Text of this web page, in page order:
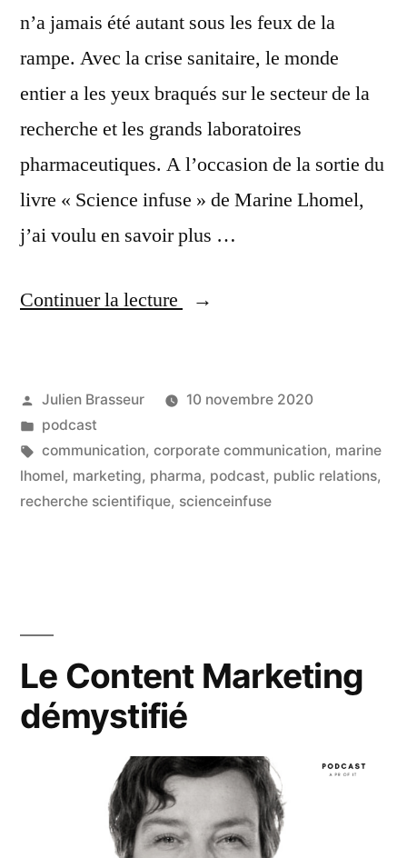
n’a jamais été autant sous les feux de la
rampe. Avec la crise sanitaire, le monde
entier a les yeux braqués sur le secteur de la
recherche et les grands laboratoires
pharmaceutiques. A l’occasion de la sortie du
livre « Science infuse » de Marine Lhomel,
j’ai voulu en savoir plus …
Continuer la lecture
« La
la
pharma
et
la
Publié
par
Julien Brasseur
10 novembre 2020
Publié
dans
podcast
Étiquettes :
communication, corporate communication, marine
lhomel, marketing, pharma, podcast, public relations,
recherche scientifique, scienceinfuse
Le Content Marketing
démystifié